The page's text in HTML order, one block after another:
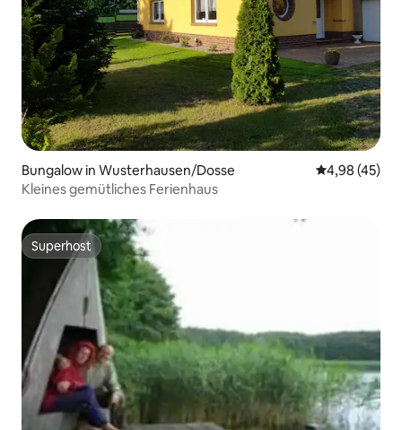
Bungalow in Wusterhausen/Dosse
4,98 (45)
Kleines gemütliches Ferienhaus
Superhost
Superhost